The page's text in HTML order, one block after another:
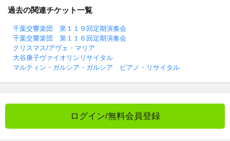
過去の関連チケット一覧
千葉交響楽団 第１１９回定期演奏会
千葉交響楽団 第１１６回定期演奏会
クリスマス/アヴェ・マリア
大谷康子ヴァイオリンリサイタル
マルティン・ガルシア・ガルシア ピアノ・リサイタル
ログイン/無料会員登録